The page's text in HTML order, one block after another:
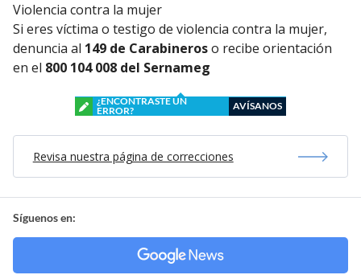
Violencia contra la mujer
Si eres víctima o testigo de violencia contra la mujer,
denuncia al 149 de Carabineroso recibe orientación
en el 800 104 008 del Sernameg
¿ENCONTRASTE UN
ERROR?
AVÍSANOS
Revisa nuestra página de correcciones
Síguenos en: